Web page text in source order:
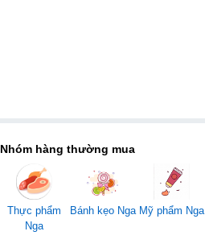
Nhóm hàng thường mua
Thực phẩm
Nga
Bánh kẹo Nga Mỹ phẩm Nga